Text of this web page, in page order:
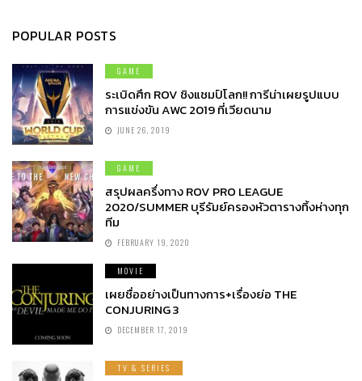
POPULAR POSTS
GAME
ระเบิดศึก ROV ชิงแชมป์โลก!! การีน่าเผยรูปแบบ
การแข่งขัน AWC 2019 ที่เวียดนาม
JUNE 26, 2019
GAME
สรุปผลครึ่งทาง ROV PRO LEAGUE
2020/SUMMER บุรีรัมย์ครองหัวตารางทิ้งห่างทุก
ทีม
FEBRUARY 19, 2020
MOVIE
เผยชื่ออย่างเป็นทางการ+เรื่องย่อ THE
CONJURING 3
DECEMBER 17, 2019
TV & SERIES